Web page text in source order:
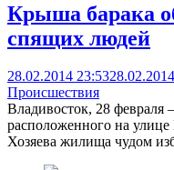
Крыша барака
спящих людей
28.02.2014 23:53
Происшествия
Владивосток, 28
расположенного на улице
Хозяева жилища чудом